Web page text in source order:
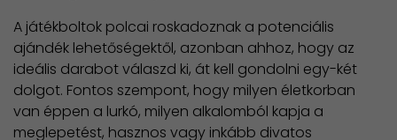
A játékboltok polcai roskadoznak a potenciális
ajándék lehetőségektől, azonban ahhoz, hogy az
ideális darabot válaszd ki, át kell gondolni egy-két
dolgot. Fontos szempont, hogy milyen életkorban
van éppen a lurkó, milyen alkalomból kapja a
meglepetést, hasznos vagy inkább divatos